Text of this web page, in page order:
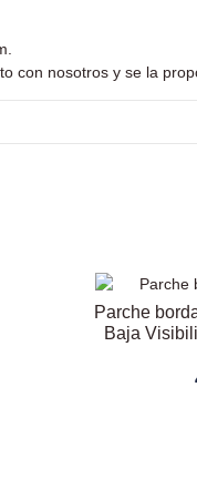
con nosotros y se la
Parche
Baja